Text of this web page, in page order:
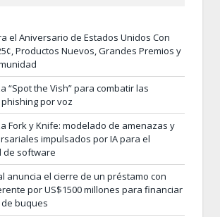
el Aniversario de Estados Unidos Con
Productos Nuevos, Grandes Premios y
“Spot the Vish” para combatir las
por voz
Fork y Knife: modelado de amenazas y
impulsados por IA para el
de software
anuncia el cierre de un préstamo con
por US$1500 millones para financiar
buques